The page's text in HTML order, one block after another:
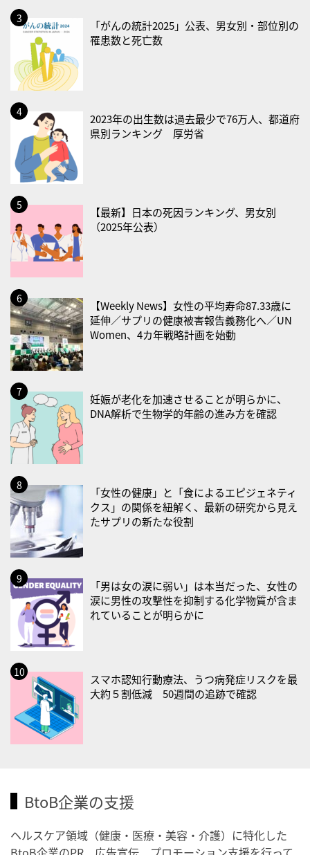
2026/08/22(土)
・禁煙の日
2026/08/23(日)
・不眠の日
・乳酸菌の日
2026/08/25(火)
・いたわり肌の日
2026/08/26(水)
・風呂の日
2026/08/29(土)
・筋肉強化の日
・ＥＰＡの日
2026/08/31(月)
・菜の日
・血管内破砕術（IVL）の日
2026/09/01(火)
・がん征圧月間
・世界アルツハイマー月間
・健康増進普及月間
・歯ヂカラ探究月間
・職場の健康診断実施強化月間
・大腸がん検診の日
・防災の日
2026/09/02(水)
・がん征圧月間
・世界アルツハイマー月間
・健康増進普及月間
・歯ヂカラ探究月間
・職場の健康診断実施強化月間
2026/09/03(木)
・がん征圧月間
・世界アルツハイマー月間
・健康増進普及月間
・秋の睡眠の日
・がん征圧月間
「がんの統計2025」公表、男女別・部位別の
罹患数と死亡数
2023年の出生数は過去最少で76万人、都道府
県別ランキング 厚労省
【最新】日本の死因ランキング、男女別
（2025年公表）
【Weekly News】女性の平均寿命87.33歳に
延伸／サプリの健康被害報告義務化へ／UN
Women、4カ年戦略計画を始動
妊娠が老化を加速させることが明らかに、
DNA解析で生物学的年齢の進み方を確認
「女性の健康」と「食によるエピジェネティ
クス」の関係を紐解く、最新の研究から見え
たサプリの新たな役割
「男は女の涙に弱い」は本当だった、女性の
涙に男性の攻撃性を抑制する化学物質が含ま
れていることが明らかに
スマホ認知行動療法、うつ病発症リスクを最
大約５割低減 50週間の追跡で確認
BtoB企業の支援
ヘルスケア領域（健康・医療・美容・介護）に特化した